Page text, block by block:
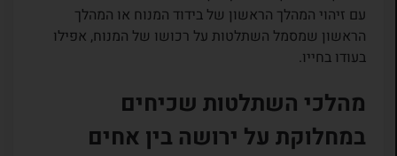
עם זיהוי המהלך הראשון של בידוד המנוח או המהלך
הראשון שמסמל השתלטות על רכושו של המנוח, אפילו
בעודו בחייו.
מהלכי השתלטות שכיחים
במחלוקת על ירושה בין אחים